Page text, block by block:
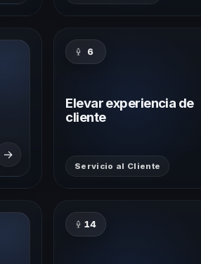
→
6
Elevar experiencia de
cliente
Servicio al Cliente
14